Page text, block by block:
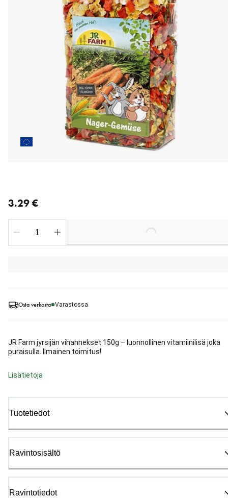
Osta verkosta Varastossa
JR Farm jyrsijän vihannekset 150g – luonnollinen vitamiinilisä joka
puraisulla. Ilmainen toimitus!
Lisätietoja
Tuotetiedot
Ravintosisältö
Ravintotiedot
3.29 €
Loading...